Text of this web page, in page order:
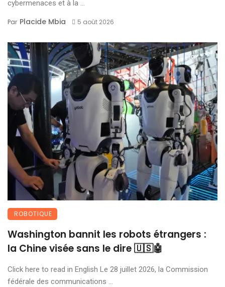
cybermenaces et à la ...
Par Placide Mbia 5 août 2026
ROBOTIQUE
Washington bannit les robots étrangers :
la Chine visée sans le dire 🇺🇸🤖
Click here to read in English Le 28 juillet 2026, la Commission
fédérale des communications ...